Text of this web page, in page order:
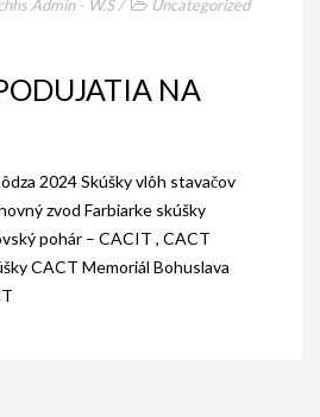
Admin - W.S/
Uncategorized
NA
2024 Skúšky vlôh stavačov
zvod Farbiarke skúšky
pohár – CACIT , CACT
CACT Memoriál Bohuslava